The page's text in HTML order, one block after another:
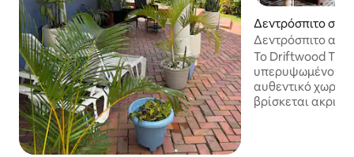
Δεντρόσπιτο
borie
Δεντρόσπιτο από
Ιδιωτική πισίνα
Το Driftwood
υπερυψωμένο
αυθεντικό χωριό
βρίσκεται